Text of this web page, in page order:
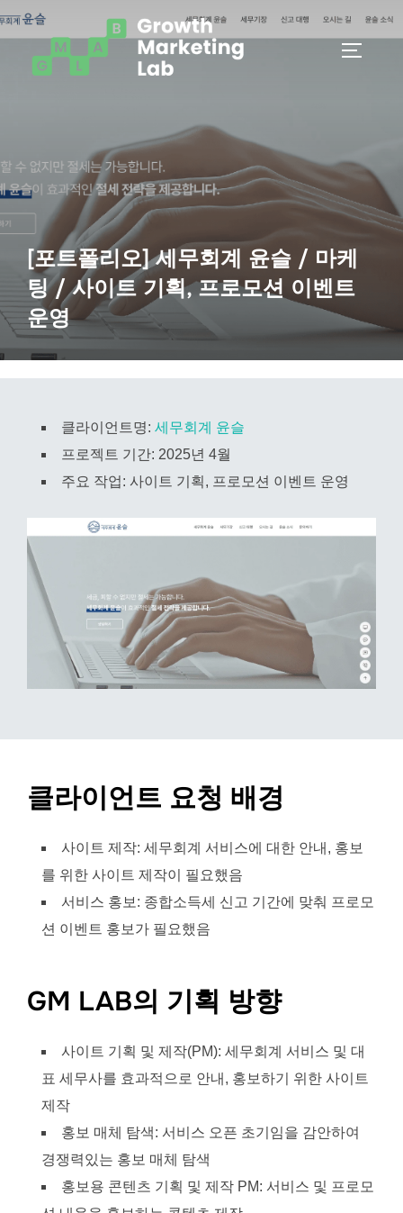
Skip
to
content
[포트폴리오] 세무회계 윤슬 / 마케
팅 / 사이트 기획, 프로모션 이벤트
운영
클라이언트명: 세무회계 윤슬
프로젝트 기간: 2025년 4월
주요 작업: 사이트 기획, 프로모션 이벤트 운영
클라이언트 요청 배경
사이트 제작: 세무회계 서비스에 대한 안내, 홍보
를 위한 사이트 제작이 필요했음
서비스 홍보: 종합소득세 신고 기간에 맞춰 프로모
션 이벤트 홍보가 필요했음
GM LAB의 기획 방향
사이트 기획 및 제작(PM): 세무회계 서비스 및 대
표 세무사를 효과적으로 안내, 홍보하기 위한 사이트
제작
홍보 매체 탐색: 서비스 오픈 초기임을 감안하여
경쟁력있는 홍보 매체 탐색
홍보용 콘텐츠 기획 및 제작 PM: 서비스 및 프로모